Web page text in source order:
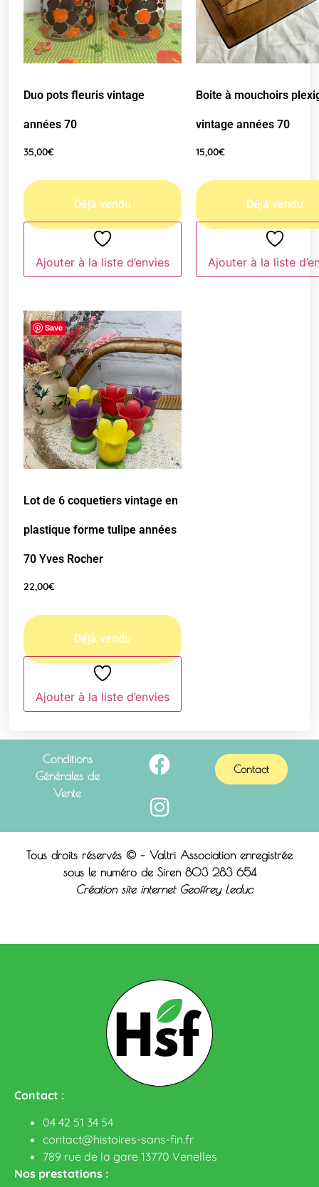
Duo pots fleuris vintage
années 70
35,00€
Ajouter à la liste d’envies
Boite à mouchoirs
vintage années 70
15,00€
Ajouter à la liste
Save
Lot de 6 coquetiers vintage en
plastique forme tulipe années
70 Yves Rocher
22,00€
Ajouter à la liste d’envies
Conditions
Générales de
Vente
Contact
Tous droits réservés © – Valtri Association enregistrée
sous le numéro de Siren 803 283 654
Création site internet Geoffrey Leduc
Contact :
04 42 51 34 54
contact@histoires-sans-fin.fr
789 rue de la gare 13770 Venelles
Nos prestations :